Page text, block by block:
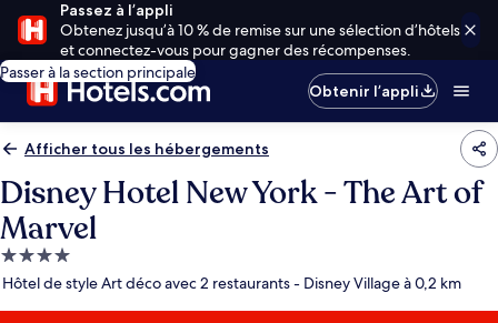
Passez à l’appli
Obtenez jusqu’à 10 % de remise sur une sélection d’hôtels
et connectez-vous pour gagner des récompenses.
Passer à la section principale
Obtenir l’appli
Afficher tous les hébergements
Disney Hotel New York - The Art of
Marvel
Hébergement
4.0 étoiles
Hôtel de style Art déco avec 2 restaurants - Disney Village à 0,2 km